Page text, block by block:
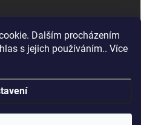
Dalším procházením
s jejich používáním.. Více